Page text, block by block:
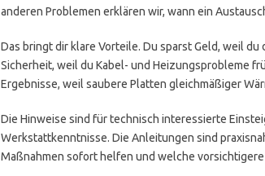
anderen Problemen erklären wir, wann ein
Das bringt dir klare Vorteile. Du sparst Geld, weil
Sicherheit, weil du Kabel- und Heizungsprobleme
Ergebnisse, weil saubere Platten gleichmäßiger
Die Hinweise sind für technisch interessierte
Werkstattkenntnisse. Die Anleitungen sind
Maßnahmen sofort helfen und welche